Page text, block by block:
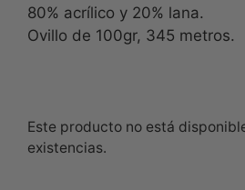
80% acrílico y 20% lana.
Ovillo de 100gr, 345 metros.
Este producto no está
existencias.